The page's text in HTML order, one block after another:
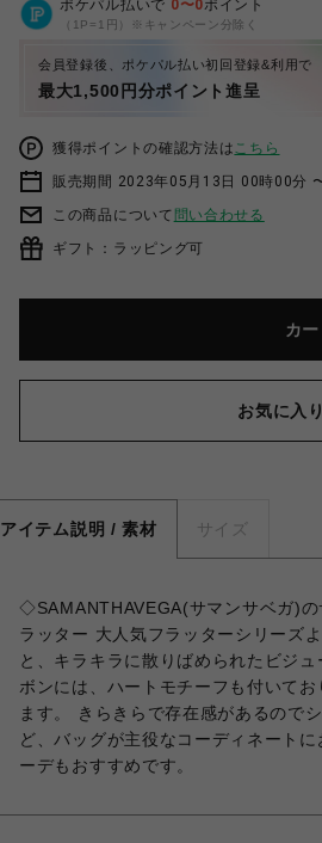
ポケパル払いで 0〜0ポイント
（1P=1円）※キャンペーン分除く
会員登録後、ポケパル払い初回登録&利用で
最大1,500円分ポイント進呈
獲得ポイントの確認方法はこちら
販売期間 2023年05月13日 00時00分
この商品について 問い合わせる
ギフト：ラッピング可
カ
お気に入
アイテム説明 / 素材 サイズ
◇SAMANTHAVEGA(サマンサベガ)
ラッター 大人気フラッターシリーズ
と、キラキラに散りばめられたビジ
ボンには、ハートモチーフも付いて
ます。 きらきらで存在感があるので
ど、バッグが主役なコーディネート
ーデもおすすめです。